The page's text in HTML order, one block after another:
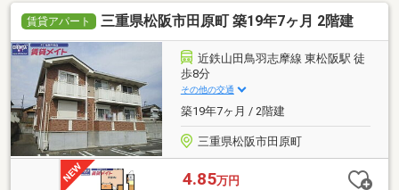
賃貸アパート 三重県松阪市田原町 築19年7ヶ月 2階建
近鉄山田鳥羽志摩線 東松阪駅 徒
歩8分
その他の交通
築19年7ヶ月 / 2階建
三重県松阪市田原町
4.85万円